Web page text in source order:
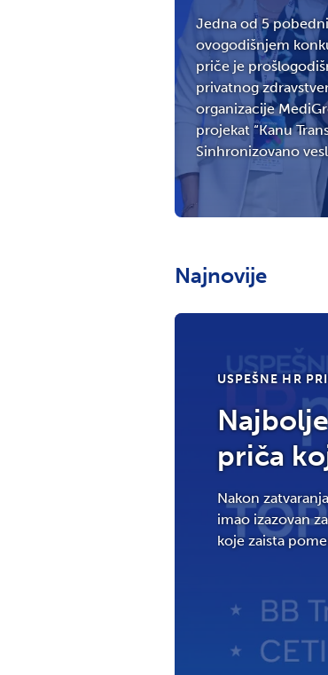
Jedna od 5
ovogodišnjem
priče je
privatnog
organizacije
projekat “Kanu
Sinhronizovano
je na ovogodišnjoj
Experience,
Infostuda,
Najnovije
USPEŠNE HR
priča
Nakon
imao izazovan
koje zaista